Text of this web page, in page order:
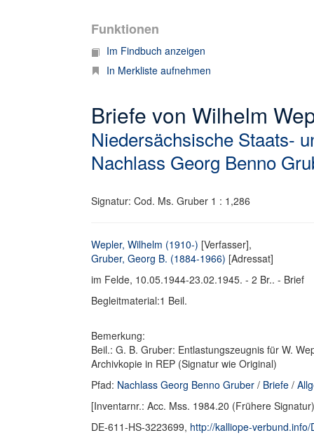
Funktionen
Im Findbuch anzeigen
In Merkliste aufnehmen
Briefe von Wilhelm
Niedersächsische Staats-
Nachlass Georg Benno
Signatur: Cod. Ms. Gruber 1 : 1,286
Wepler, Wilhelm (1910-) [Verfasser],
Gruber, Georg B. (1884-1966) [Adressat]
im Felde, 10.05.1944-23.02.1945. - 2 Br.. - Brief
Begleitmaterial:1 Beil.
Bemerkung:
Beil.: G. B. Gruber: Entlastungszeugnis für W.
Archivkopie in REP (Signatur wie Original)
Pfad: Nachlass Georg Benno Gruber / Briefe /
[Inventarnr.: Acc. Mss. 1984.20 (Frühere
DE-611-HS-3223699, http://kalliope-